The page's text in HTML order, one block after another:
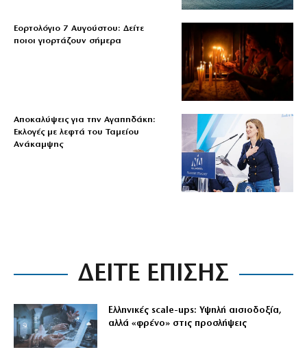
Εορτολόγιο 7 Αυγούστου: Δείτε
ποιοι γιορτάζουν σήμερα
Αποκαλύψεις για την Αγαπηδάκη:
Εκλογές με λεφτά του Ταμείου
Ανάκαμψης
ΔΕΙΤΕ ΕΠΙΣΗΣ
Ελληνικές scale-ups: Υψηλή αισιοδοξία,
αλλά «φρένο» στις προσλήψεις